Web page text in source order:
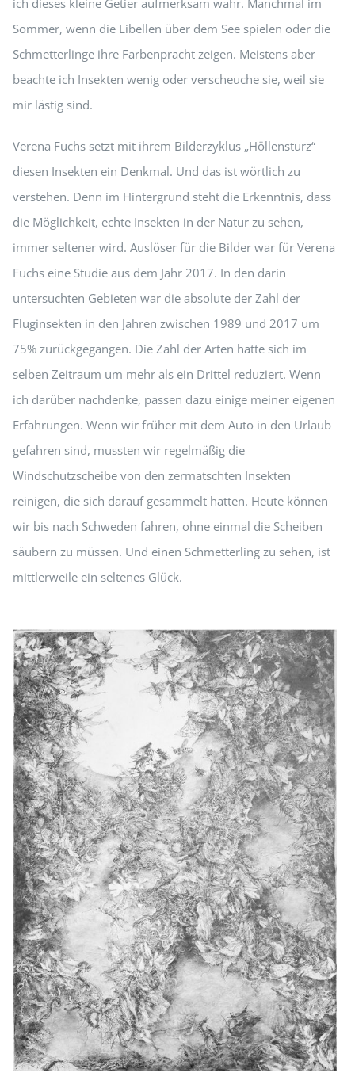
ich dieses kleine Getier aufmerksam wahr. Manchmal im
Sommer, wenn die Libellen über dem See spielen oder die
Schmetterlinge ihre Farbenpracht zeigen. Meistens aber
beachte ich Insekten wenig oder verscheuche sie, weil sie
mir lästig sind.
Verena Fuchs setzt mit ihrem Bilderzyklus „Höllensturz“
diesen Insekten ein Denkmal. Und das ist wörtlich zu
verstehen. Denn im Hintergrund steht die Erkenntnis, dass
die Möglichkeit, echte Insekten in der Natur zu sehen,
immer seltener wird. Auslöser für die Bilder war für Verena
Fuchs eine Studie aus dem Jahr 2017. In den darin
untersuchten Gebieten war die absolute der Zahl der
Fluginsekten in den Jahren zwischen 1989 und 2017 um
75% zurückgegangen. Die Zahl der Arten hatte sich im
selben Zeitraum um mehr als ein Drittel reduziert. Wenn
ich darüber nachdenke, passen dazu einige meiner eigenen
Erfahrungen. Wenn wir früher mit dem Auto in den Urlaub
gefahren sind, mussten wir regelmäßig die
Windschutzscheibe von den zermatschten Insekten
reinigen, die sich darauf gesammelt hatten. Heute können
wir bis nach Schweden fahren, ohne einmal die Scheiben
säubern zu müssen. Und einen Schmetterling zu sehen, ist
mittlerweile ein seltenes Glück.